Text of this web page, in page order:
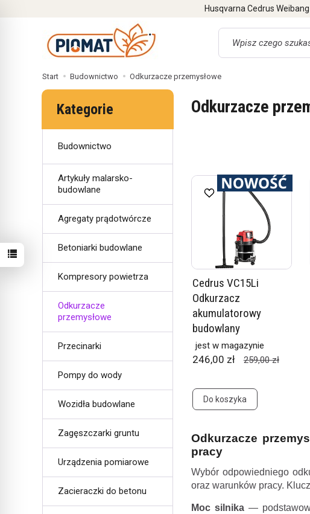
Husqvarna Cedrus
Wyszukaj
Start Budownictwo Odkurzacze przemysłowe
Odkurzacze
Cedrus VC15Li
Odkurzacz
akumulatorowy
budowlany
jest w magazynie
246,00 zł 259,00 zł
Do koszyka
Odkurzacze
pracy
Wybór odpowiedniego
oraz warunków pracy.
Moc silnika —
Kategorie
Budownictwo
Artykuły malarsko-
budowlane
Agregaty prądotwórcze
Betoniarki budowlane
Kompresory powietrza
Odkurzacze
przemysłowe
Przecinarki
Pompy do wody
Wozidła budowlane
Zagęszczarki gruntu
Urządzenia pomiarowe
Zacieraczki do betonu